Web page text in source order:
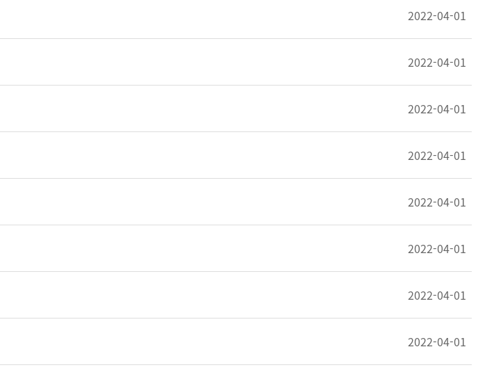
2022-04-01
2022-04-01
2022-04-01
2022-04-01
2022-04-01
2022-04-01
2022-04-01
2022-04-01